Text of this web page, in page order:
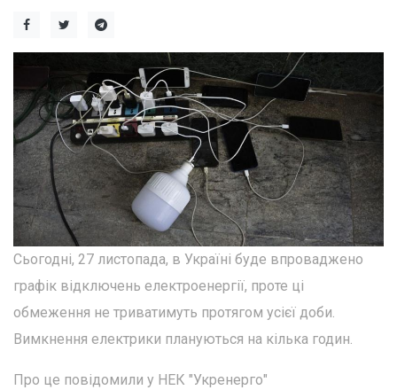
Сьогодні, 27 листопада, в Україні буде впроваджено
графік відключень електроенергії, проте ці
обмеження не триватимуть протягом усієї доби.
Вимкнення електрики плануються на кілька годин.
Про це повідомили у НЕК "Укренерго"